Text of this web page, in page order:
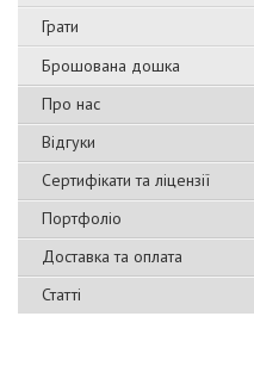
Грати
Брошована дошка
Про нас
Відгуки
Сертифікати та ліцензії
Портфоліо
Доставка та оплата
Статті